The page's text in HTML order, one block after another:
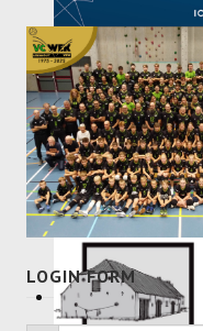
LOGIN FORM